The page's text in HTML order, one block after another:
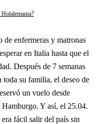
de enfermeras y matronas
en Italia hasta que el
Después de 7 semanas
toda su familia, el deseo de
un vuelo desde
Y así, el 25.04.
fácil salir del país sin